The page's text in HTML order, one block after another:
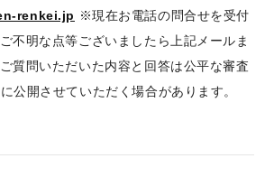
renkei.jp ※現在お電話の問合せを受付
不明な点等ございましたら上記メールま
質問いただいた内容と回答は公平な審査
公開させていただく場合があります。